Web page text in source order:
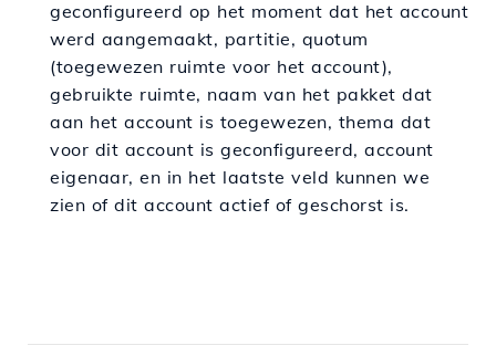
geconfigureerd op het moment dat het account
werd aangemaakt, partitie, quotum
(toegewezen ruimte voor het account),
gebruikte ruimte, naam van het pakket dat
aan het account is toegewezen, thema dat
voor dit account is geconfigureerd, account
eigenaar, en in het laatste veld kunnen we
zien of dit account actief of geschorst is.